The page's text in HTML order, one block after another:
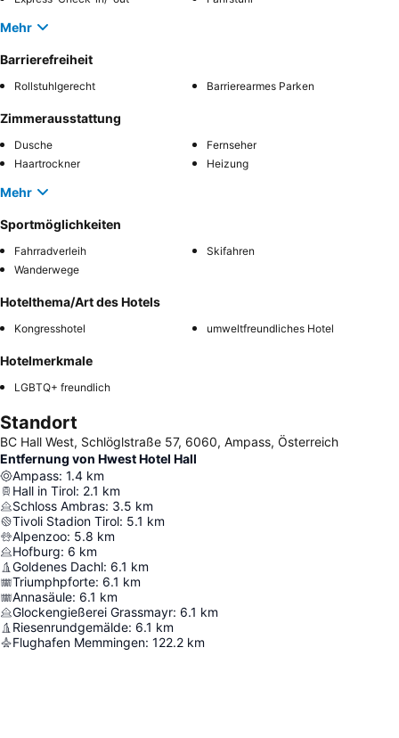
Mehr
Barrierefreiheit
Rollstuhlgerecht Barrierearmes Parken
Zimmerausstattung
Dusche
Fernseher
Haartrockner
Heizung
Mehr
Sportmöglichkeiten
Fahrradverleih
Skifahren
Wanderwege
Hotelthema/Art des Hotels
Kongresshotel umweltfreundliches Hotel
Hotelmerkmale
LGBTQ+ freundlich
Standort
BC Hall West, Schlöglstraße 57, 6060, Ampass, Österreich
Entfernung von Hwest Hotel Hall
Ampass: 1.4 km
Hall in Tirol: 2.1 km
Schloss Ambras: 3.5 km
Tivoli Stadion Tirol: 5.1 km
Alpenzoo: 5.8 km
Hofburg: 6 km
Goldenes Dachl: 6.1 km
Triumphpforte: 6.1 km
Annasäule: 6.1 km
Glockengießerei Grassmayr: 6.1 km
Riesenrundgemälde: 6.1 km
Flughafen Memmingen: 122.2 km